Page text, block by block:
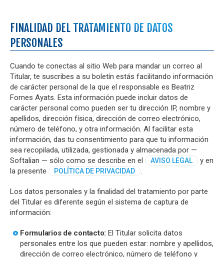
FINALIDAD DEL TRATAMIENTO DE DATOS
PERSONALES
Cuando te conectas al sitio Web para mandar un correo al
Titular, te suscribes a su boletín estás facilitando información
de carácter personal de la que el responsable es Beatriz
Fornes Ayats. Esta información puede incluir datos de
carácter personal como pueden ser tu dirección IP, nombre y
apellidos, dirección física, dirección de correo electrónico,
número de teléfono, y otra información. Al facilitar esta
información, das tu consentimiento para que tu información
sea recopilada, utilizada, gestionada y almacenada por —
Softalian — sólo como se describe en el
AVISO LEGAL
y en
la presente
POLÍTICA DE PRIVACIDAD
Los datos personales y la finalidad del tratamiento por parte
del Titular es diferente según el sistema de captura de
información:
Formularios de contacto: El Titular solicita datos
personales entre los que pueden estar: nombre y apellidos,
dirección de correo electrónico, número de teléfono y